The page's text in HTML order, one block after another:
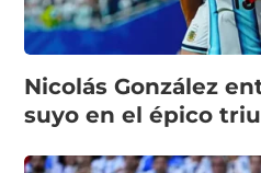
Nicolás González
suyo en el épico